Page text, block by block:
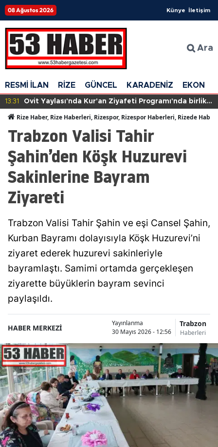
08 Ağustos 2026 Künye İletişim
Ara
RESMİ İLAN RİZE GÜNCEL KARADENİZ
13:31
Ovit Yaylası'nda Kur'an Ziyafeti Programı'nda birlik
Rize Haber, Rize Haberleri, Rizespor, Rizespor Haberleri, Rizede
Trabzon Valisi Tahir
Şahin’den Köşk Huzurevi
Sakinlerine Bayram
Ziyareti
Trabzon Valisi Tahir Şahin ve eşi Cansel Şahin,
Kurban Bayramı dolayısıyla Köşk Huzurevi’ni
ziyaret ederek huzurevi sakinleriyle
bayramlaştı. Samimi ortamda gerçekleşen
ziyarette büyüklerin bayram sevinci
paylaşıldı.
HABER MERKEZİ
Yayınlanma
30 Mayıs 2026 - 12:56
Trabzon
Haberleri